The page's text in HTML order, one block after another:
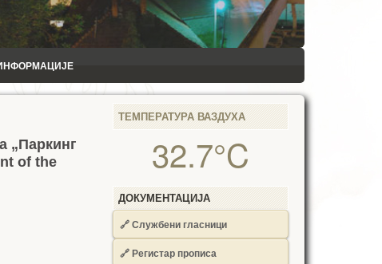
„Паркинг
of the
ТЕМПЕРАТУРА ВАЗДУХА
32.7°C
ДОКУМЕНТАЦИЈА
🔗Службени гласници
🔗Регистар прописа